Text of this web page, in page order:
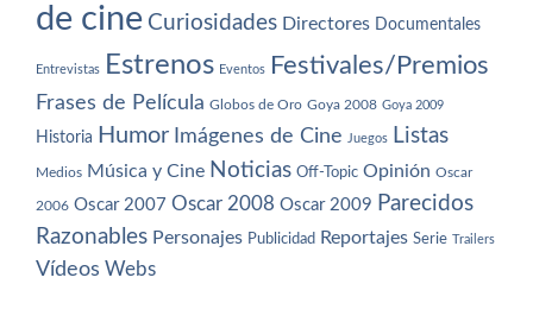
de cine Curiosidades Directores Documentales
Entrevistas Estrenos Eventos Festivales/Premios
Frases de Película Globos de Oro Goya 2008 Goya 2009
Historia Humor Imágenes de Cine Juegos Listas
Medios Música y Cine Noticias Off-Topic Opinión Oscar
2006 Oscar 2007 Oscar 2008 Oscar 2009 Parecidos
Razonables Personajes Publicidad Reportajes Serie Trailers
Vídeos Webs